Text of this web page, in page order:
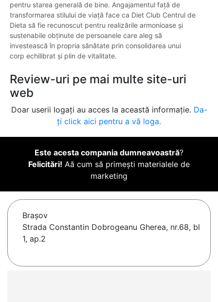
pentru starea generală de bine. Angajamentul față de
transformarea stilului de viață face ca Diet Club Centrul de
Dieta să fie recunoscut pentru realizările armonioase și
sustenabile obținute de persoanele care aleg să
investească în propria sănătate prin consolidarea unui
corp echilibrat și plin de vitalitate.
Review-uri pe mai multe site-uri
web
Doar userii logați au acces la această informație. Da-
ți click aici pentru a vă loga.
Este acesta compania dumneavoastră?
Felicitări! Aă cum să primești materialele de
marketing
Braşov
Strada Constantin Dobrogeanu Gherea, nr.68, bl
1, ap.2